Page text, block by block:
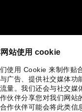
站使用 cookie
使用 Cookie 来制作贴
广告、提供社交媒体功
量。我们还会与社交媒
伙伴分享您对我们网站
作伙伴可能会将此类信